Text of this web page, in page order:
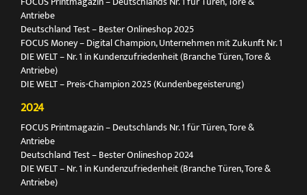
Antriebe
Deutschland Test – Bester Onlineshop 2025
FOCUS Money – Digital Champion, Unternehmen mit Zukunft Nr. 1
DIE WELT – Nr. 1 in Kundenzufriedenheit (Branche Türen, Tore &
Antriebe)
DIE WELT – Preis-Champion 2025 (Kundenbegeisterung)
2024
FOCUS Printmagazin – Deutschlands Nr. 1 für Türen, Tore &
Antriebe
Deutschland Test – Bester Onlineshop 2024
DIE WELT – Nr. 1 in Kundenzufriedenheit (Branche Türen, Tore &
Antriebe)